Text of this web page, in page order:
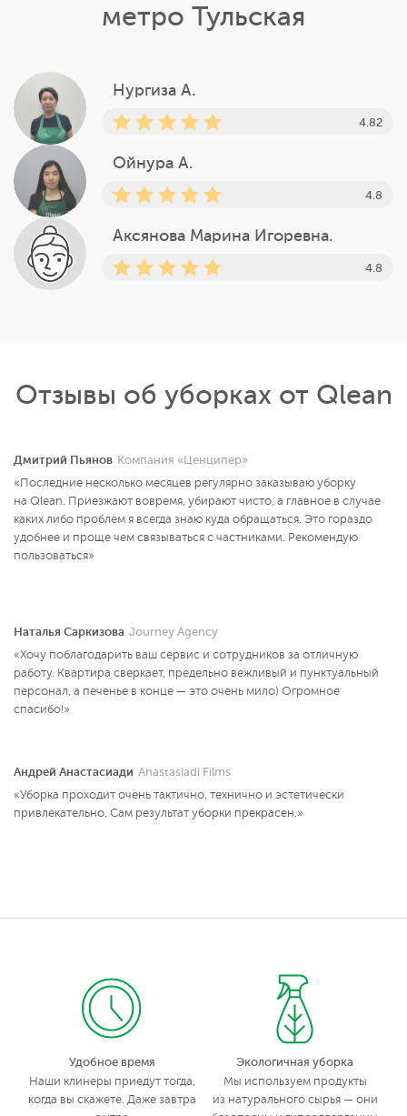
метро Тульская
Нургиза А.
4.82
Ойнура А.
4.8
Аксянова Марина Игоревна.
4.8
Отзывы об уборках от Qlean
Дмитрий Пьянов Компания «Ценципер»
«Последние несколько месяцев регулярно заказываю уборку
на Qlean. Приезжают вовремя, убирают чисто, а главное в случае
каких либо проблем я всегда знаю куда обращаться. Это гораздо
удобнее и проще чем связываться с частниками. Рекомендую
пользоваться»
Наталья Саркизова Journey Agency
«Хочу поблагодарить ваш сервис и сотрудников за отличную
работу. Квартира сверкает, предельно вежливый и пунктуальный
персонал, а печенье в конце — это очень мило) Огромное
спасибо!»
Андрей Анастасиади Anastasiadi Films
«Уборка проходит очень тактично, технично и эстетически
привлекательно. Сам результат уборки прекрасен.»
Удобное время
Наши клинеры приедут тогда,
когда вы скажете. Даже завтра
Экологичная уборка
Мы используем продукты
из натурального сырья — они